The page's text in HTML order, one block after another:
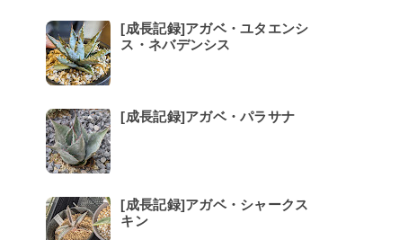
[成長記録]アガベ・ユタエンシ
ス・ネバデンシス
[成長記録]アガベ・パラサナ
[成長記録]アガベ・シャークス
キン